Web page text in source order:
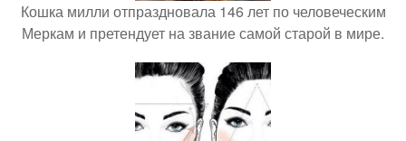
Кошка милли отпраздновала 146 лет по человеческим
Меркам и претендует на звание самой старой в мире.